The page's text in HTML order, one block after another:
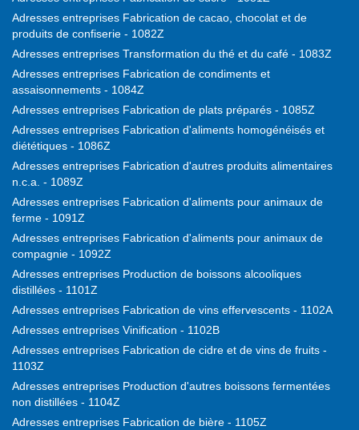
Adresses entreprises Fabrication de cacao, chocolat et de
produits de confiserie - 1082Z
Adresses entreprises Transformation du thé et du café - 1083Z
Adresses entreprises Fabrication de condiments et
assaisonnements - 1084Z
Adresses entreprises Fabrication de plats préparés - 1085Z
Adresses entreprises Fabrication d'aliments homogénéisés et
diététiques - 1086Z
Adresses entreprises Fabrication d'autres produits alimentaires
n.c.a. - 1089Z
Adresses entreprises Fabrication d'aliments pour animaux de
ferme - 1091Z
Adresses entreprises Fabrication d'aliments pour animaux de
compagnie - 1092Z
Adresses entreprises Production de boissons alcooliques
distillées - 1101Z
Adresses entreprises Fabrication de vins effervescents - 1102A
Adresses entreprises Vinification - 1102B
Adresses entreprises Fabrication de cidre et de vins de fruits -
1103Z
Adresses entreprises Production d'autres boissons fermentées
non distillées - 1104Z
Adresses entreprises Fabrication de bière - 1105Z